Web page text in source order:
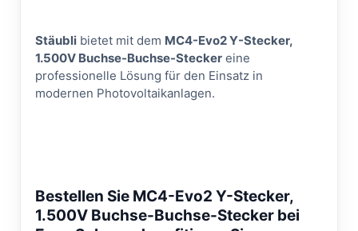
Stäubli bietet mit dem MC4-Evo2 Y-Stecker,
1.500V Buchse-Buchse-Stecker eine
professionelle Lösung für den Einsatz in
modernen Photovoltaikanlagen.
Bestellen Sie MC4-Evo2 Y-Stecker,
1.500V Buchse-Buchse-Stecker bei